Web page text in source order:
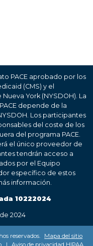
PACE aprobado por los
(CMS) y el
York (NYSDOH). La
depende de la
Los participantes
del coste de los
del programa PACE.
el único proveedor de
tendrán acceso a
por el Equipo
específico de estos
información.
10222024
2024
reservados.
Mapa del sitio
| Aviso de privacidad HIPAA